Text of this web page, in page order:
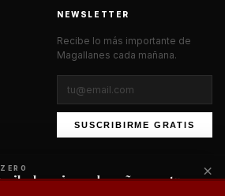
NEWSLETTER
Recibe lo más importante de
Magallanes cada mañana.
SUSCRIBIRME GRATIS
lo mejor cada mañana en tu
×